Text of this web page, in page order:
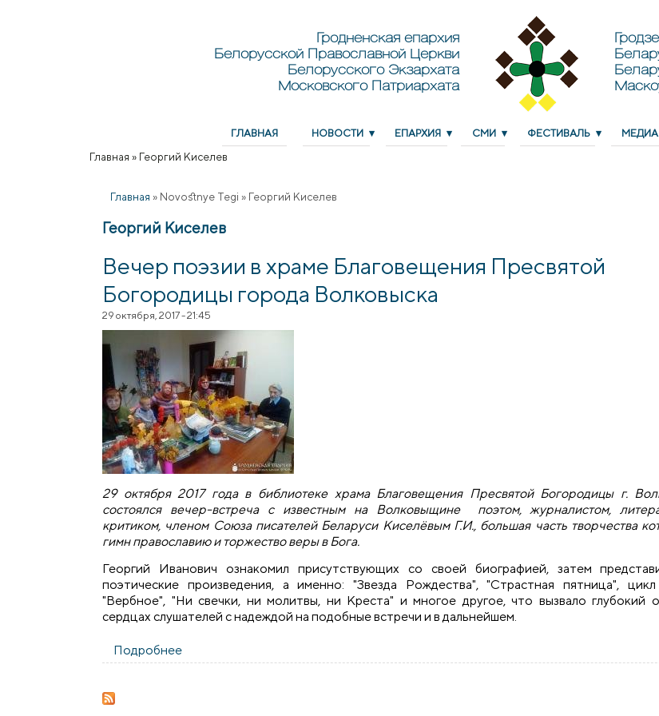
Гродненская епархия
Белорусской Православной Церкви
Белорусского Экзархата
Московского Патриархата
ГЛАВНАЯ НОВОСТИ ЕПАРХИЯ СМИ ФЕСТИВАЛЬ МЕДИА
Главная » Георгий Киселев
Главная » Novostnye Tegi » Георгий Киселев
Георгий Киселев
Вечер поэзии в храме Благовещения Пресвятой
Богородицы города Волковыска
29 октября, 2017 - 21:45
29 октября 2017 года в библиотеке храма Благовещения Пресвятой Богородицы г.
состоялся вечер-встреча с известным на Волковыщине поэтом, журналистом,
критиком, членом Союза писателей Беларуси Киселёвым Г.И., большая часть творчества
гимн православию и торжество веры в Бога.
Георгий Иванович ознакомил присутствующих со своей биографией, затем
поэтические произведения, а именно: "Звезда Рождества", "Страстная пятница",
"Вербное", "Ни свечки, ни молитвы, ни Креста" и многое другое, что вызвало глубокий
сердцах слушателей с надеждой на подобные встречи и в дальнейшем.
Подробнее